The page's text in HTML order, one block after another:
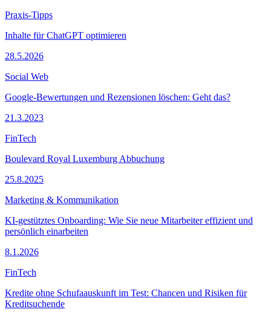
Praxis-Tipps
Inhalte für ChatGPT optimieren
28.5.2026
Social Web
Google-Bewertungen und Rezensionen löschen: Geht das?
21.3.2023
FinTech
Boulevard Royal Luxemburg Abbuchung
25.8.2025
Marketing & Kommunikation
KI-gestütztes Onboarding: Wie Sie neue Mitarbeiter effizient und
persönlich einarbeiten
8.1.2026
FinTech
Kredite ohne Schufaauskunft im Test: Chancen und Risiken für
Kreditsuchende